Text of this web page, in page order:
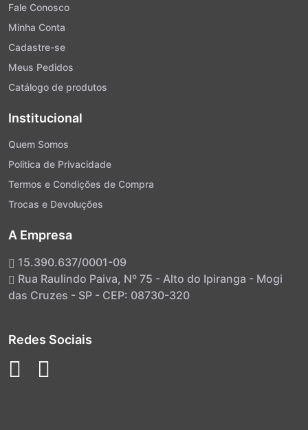
Fale Conosco
Minha Conta
Cadastre-se
Meus Pedidos
Catálogo de produtos
Institucional
Quem Somos
Politica de Privacidade
Termos e Condições de Compra
Trocas e Devoluções
A Empresa
15.390.637/0001-09
Rua Raulindo Paiva, Nº 75 - Alto do Ipiranga - Mogi
das Cruzes - SP - CEP: 08730-320
Redes Sociais